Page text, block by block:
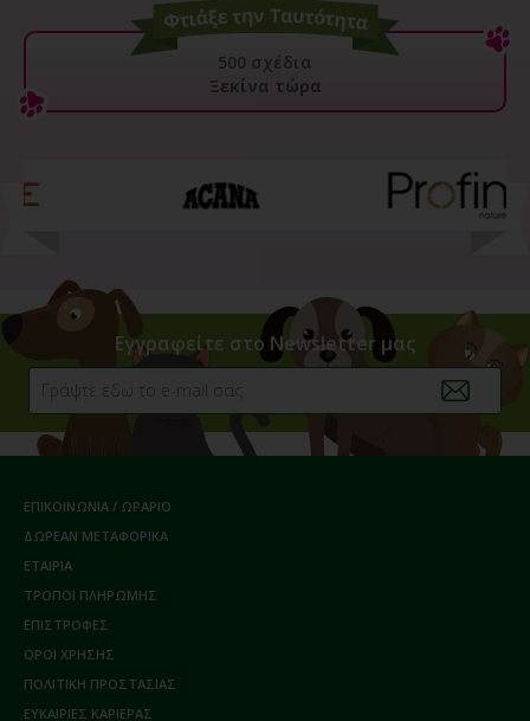
500 σχέδια
Ξεκίνα τώρα
Εγγραφείτε στο Newsletter μας
ΕΠΙΚΟΙΝΩΝΙΑ / ΩΡΑΡΙΟ
ΔΩΡΕΑΝ ΜΕΤΑΦΟΡΙΚΑ
ΕΤΑΙΡΙΑ
ΤΡΟΠΟΙ ΠΛΗΡΩΜΗΣ
ΕΠΙΣΤΡΟΦΕΣ
ΟΡΟΙ ΧΡΗΣΗΣ
ΠΟΛΙΤΙΚΗ ΠΡΟΣΤΑΣΙΑΣ
ΕΥΚΑΙΡΙΕΣ ΚΑΡΙΕΡΑΣ